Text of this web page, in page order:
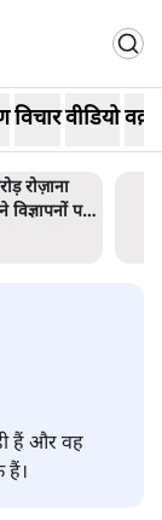
विचारवीडियो
की मरम्मत
हैं और वह
हैं।